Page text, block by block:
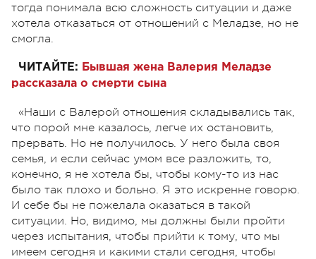
тогда понимала всю сложность ситуации и даже
хотела отказаться от отношений с Меладзе, но не
смогла.
ЧИТАЙТЕ: Бывшая жена Валерия Меладзе
рассказала о смерти сына
«Наши с Валерой отношения складывались так,
что порой мне казалось, легче их остановить,
прервать. Но не получилось. У него была своя
семья, и если сейчас умом все разложить, то,
конечно, я не хотела бы, чтобы кому-то из нас
было так плохо и больно. Я это искренне говорю.
И себе бы не пожелала оказаться в такой
ситуации. Но, видимо, мы должны были пройти
через испытания, чтобы прийти к тому, что мы
имеем сегодня и какими стали сегодня, чтобы